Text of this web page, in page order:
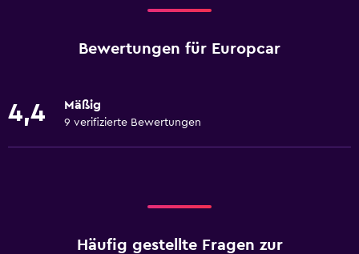
Bewertungen für Europcar
4,4 Mäßig
9 verifizierte Bewertungen
Häufig gestellte Fragen zur